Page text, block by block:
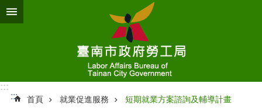
跳到主要內容區塊
:::
:::
首頁 就業促進服務 短期就業方案諮詢及輔導計畫